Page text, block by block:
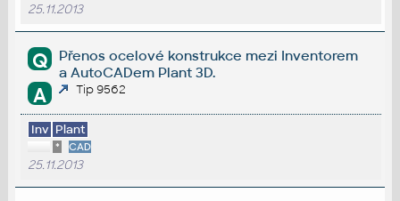
25.11.2013
Q
Přenos ocelové konstrukce mezi Inventorem
a AutoCADem Plant 3D.
A Tip 9562
Inv Plant
* CAD
25.11.2013